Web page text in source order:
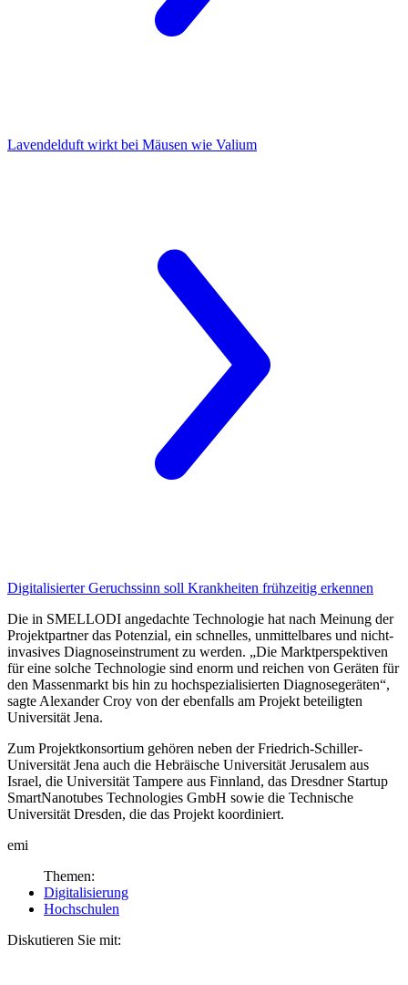
Lavendelduft wirkt bei Mäusen wie Valium
Digitalisierter Geruchssinn soll Krankheiten frühzeitig erkennen
Die in SMELLODI angedachte Technologie hat nach Meinung der
Projektpartner das Potenzial, ein schnelles, unmittelbares und nicht-
invasives Diagnoseinstrument zu werden. „Die Marktpers­pektiven
für eine solche Technologie sind enorm und reichen von Geräten für
den Massenmarkt bis hin zu hochspezialisierten Diagnosegeräten“,
sagte Alexander Croy von der ebenfalls am Projekt beteiligten
Universität Jena.
Zum Projektkonsortium gehören neben der Friedrich-Schiller-
Universität Jena auch die Hebrä­ische Universität Jerusalem aus
Israel, die Universität Tampere aus Finnland, das Dresdner Startup
SmartNanotubes Technologies GmbH sowie die Technische
Universität Dresden, die das Projekt koordiniert.
emi
Themen:
Digitalisierung
Hochschulen
Diskutieren Sie mit: